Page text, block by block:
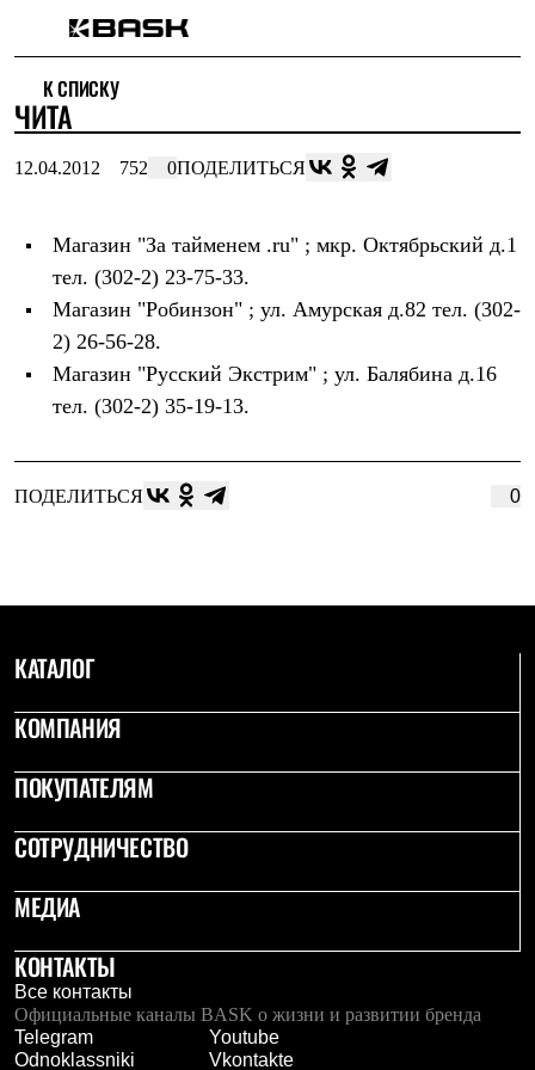
Интернет-магазин
Мужская одежда
Утепленная пухом
Куртки
Брюки
Утепленная синтетикой
Куртки
Штормовая одежда
Куртки
Брюки
Софтшелл одежда
Куртки
Брюки
Легкое термобелье
Футболки
Рубашки
Брюки
Женская одежда
Утепленная пухом
Брюки
Жилеты
Куртки
Штормовая одежда
Куртки
Софтшелл одежда
Куртки
Брюки
Лёгкая одежда
К СПИСКУ
ЧИТА
12.04.2012 752 0ПОДЕЛИТЬСЯ
Магазин "За тайменем .ru" ; мкр. Октябрьский д.1
тел. (302-2) 23-75-33.
Магазин "Робинзон" ; ул. Амурская д.82 тел. (302-
2) 26-56-28.
Магазин "Русский Экстрим" ; ул. Балябина д.16
тел. (302-2) 35-19-13.
ПОДЕЛИТЬСЯ 0
КАТАЛОГ
КОМПАНИЯ
ПОКУПАТЕЛЯМ
СОТРУДНИЧЕСТВО
МЕДИА
КОНТАКТЫ
Все контакты
Официальные каналы BASK о жизни и развитии бренда
Telegram
Youtube
Odnoklassniki
Vkontakte